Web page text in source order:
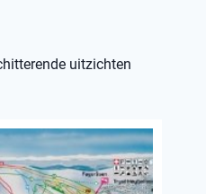
uitzichten